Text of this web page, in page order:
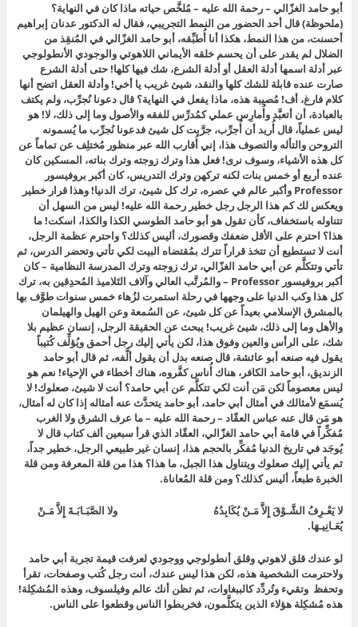
أبو حامد الغزّالي – رحمة الله عليه – مُلخَّص حياته ماذا كان في النهاية؟
(ملحوظة) قال أحد الحضور من النمط التجريبي، فقال له الدكتور عدنان إبراهيم
أحسنت، من هذا النمط، هكذا أنا أُطبِّقه، أبو حامد الغزّالي في المُنقِذ من
الضلال لم يقدر على أن يحسم خلقه الأيماني اللاهوتي والوجودي الأنطولوجي
عبر أدلة اسمها أدلة العقل أو أدلة الشرع، شك فيها كلها! حتى أدلة الشرع
صارت عنده قابلة للشك كلها والنقد، شيئ غريب يا أخي! وأدلة العقل اتضح أنها
كلام فارغ، أف! مُصيبة هذه، ماذا يفعل في النهاية؟ قال دعونا نُجرِّب، ولم يكتف
بالعبادة، أن أتعبَّد وأُمارِس عملي كمُدرِّس للفقه والأصول وما إلى ذلك، لا! هو
ليس عملياً، قال أُريد أن أُجرِّب، جرَّبت كل شيئ فدعونا نُجرِّب ما يُسمونه
التروحن والتأله والتصوف هذا، إني أُقارب الله عبر منظور مُختلِف عن تماماً عن
كل هذه الأشياء، وسوف نرى! فعل هذا وترك زوجته وترك بناته، المسكين كان
عنده أربع أو خمس بنات لكنه تركهن وترك التدريس، كان أكبر بروفيسور
Professor وأكبر عالم في عصره، ترك كل شيئ، ترك الدنيا! وهذا قرار خطير
ويعكس لك كم هذا الرجل رجل خطير رحمة الله عليه! ليس من السهل أن
تتناوله باستخفاف، كأن تقول هو أبو حامد الطوسي الكذا والكذا، اسكت! ما
هذا؟ احترم على الأقل ضعفك وقصورك، أليس كذلك؟ واحترم عظمة الرجل،
أنت لا تستطيع أن تتخذ قراراً تترك بمُقتضاه البيت لكي تأتي وتحضر الدرس، ثم
تأتي وتتكلَّم عن أبي حامد الغزّالي، ترك زوجته وترك المدرسة النظامية – كان
أكبر بروفيسور Professor – والمُرتَّب العالي وآلاف التَلاميذ المُحدِقين به، ترك
كل هذا وكب الدنيا على وجهها في رحلة استمرت لزُهاء خمس سنوات طوَّف بها
بالمشرق الإسلامي بعيداً عن كل شيئ، عن السُمعة وعن الهيل والهيلمان
والأهل وما إلى ذلك، شيئ غريب! يبحث عن الحقيقة الرجل، إنسان عظيم بلا
شك، على الرأس والعين وفوق هذا، لكن يأتي إليك رجل أحمق ويُؤلِّف كُتيباً
يقول فيه صنعه أبو عائشة، قال صنعه بدل أن يقول ألَّفه، ثم قال أبو حامد
الزنديق، أبو حامد الكافر، هناك أُناس كفَّروه، هناك أخطاء في الإحياء! نعم هو
ليس معصوماً لكن مَن أنت لكي تتكلَّم عن أبي حامد؟ أنت لا شيئ، صعلوك! لا
يُسمَع لأمثالك في أمثال أبي حامد، أبو حامد يتحدَّث عنه أمثاله إذا كان له أمثال،
هو مَن قال عنه عباس العقّاد – رحمة الله عليه –ما عرف الشرق ولا الغرب
مُفكِّراً في قامة أبي حامد الغزّالي، العقّاد الذي قرأ سبعين ألف كتاب قال لا
يُوجَد في تاريخ الدنيا مُفكِّر بالحجم هذا، إنسان غير طبيعي الرجل، خطير جداً،
ثم يأتي إليك صعلوك ويتناول هذا الجبل، ما هذا؟ هذا من قلة المعرفة ومن قلة
الخبرة طبعاً، أليس كذلك؟ ومن قلة المُعاناة.
لا يَعْـرِفُ الشَّـوْقَ إِلاَّ مَـنْ يُكَابِدُهُ ولا الصَّبَـابَـةَ إِلاَّ مَـنْ
يُعَـانِيـهَا.
لو عندك قلق لاهوتي وقلق أنطولوجي ووجودي لعرفت قيمة تجربة أبي حامد
ولاحترمت الشخصية هذه، لكن هذا ليس عندك، أنت رجل كُتب وصفحات، تقرأ
وتحفظ وتقيء وتُردِّد كالببغاوات، ثم تظن أنك عالم وفيلسوف، وهذه المُشكِلة!
هذه مُشكِلة هؤلاء الذين يتكلَّمون، فخربطوا الناس وقطعوا على الناس.